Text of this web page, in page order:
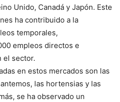
Unido, Canadá y Japón. Este
ha contribuido a la
temporales,
empleos directos e
el sector.
en estos mercados son las
las hortensias y las
se ha observado un